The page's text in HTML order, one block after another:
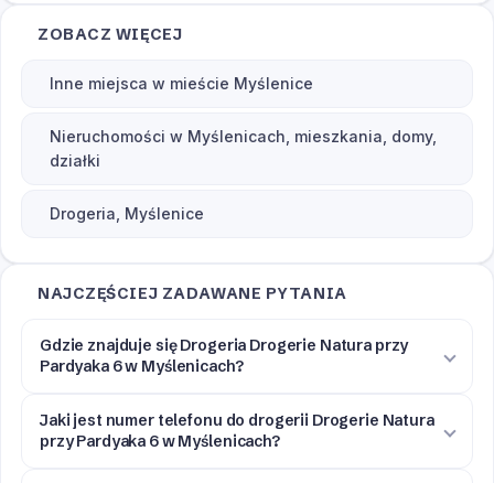
ZOBACZ WIĘCEJ
Inne miejsca w mieście Myślenice
Nieruchomości w Myślenicach, mieszkania, domy,
działki
Drogeria, Myślenice
NAJCZĘŚCIEJ ZADAWANE PYTANIA
Gdzie znajduje się Drogeria Drogerie Natura przy
Pardyaka 6 w Myślenicach?
Jaki jest numer telefonu do drogerii Drogerie Natura
przy Pardyaka 6 w Myślenicach?